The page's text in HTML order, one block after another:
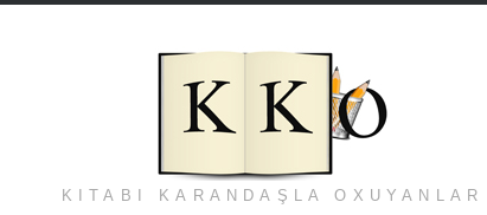
KITABI KARANDAŞLA OXUYANLAR